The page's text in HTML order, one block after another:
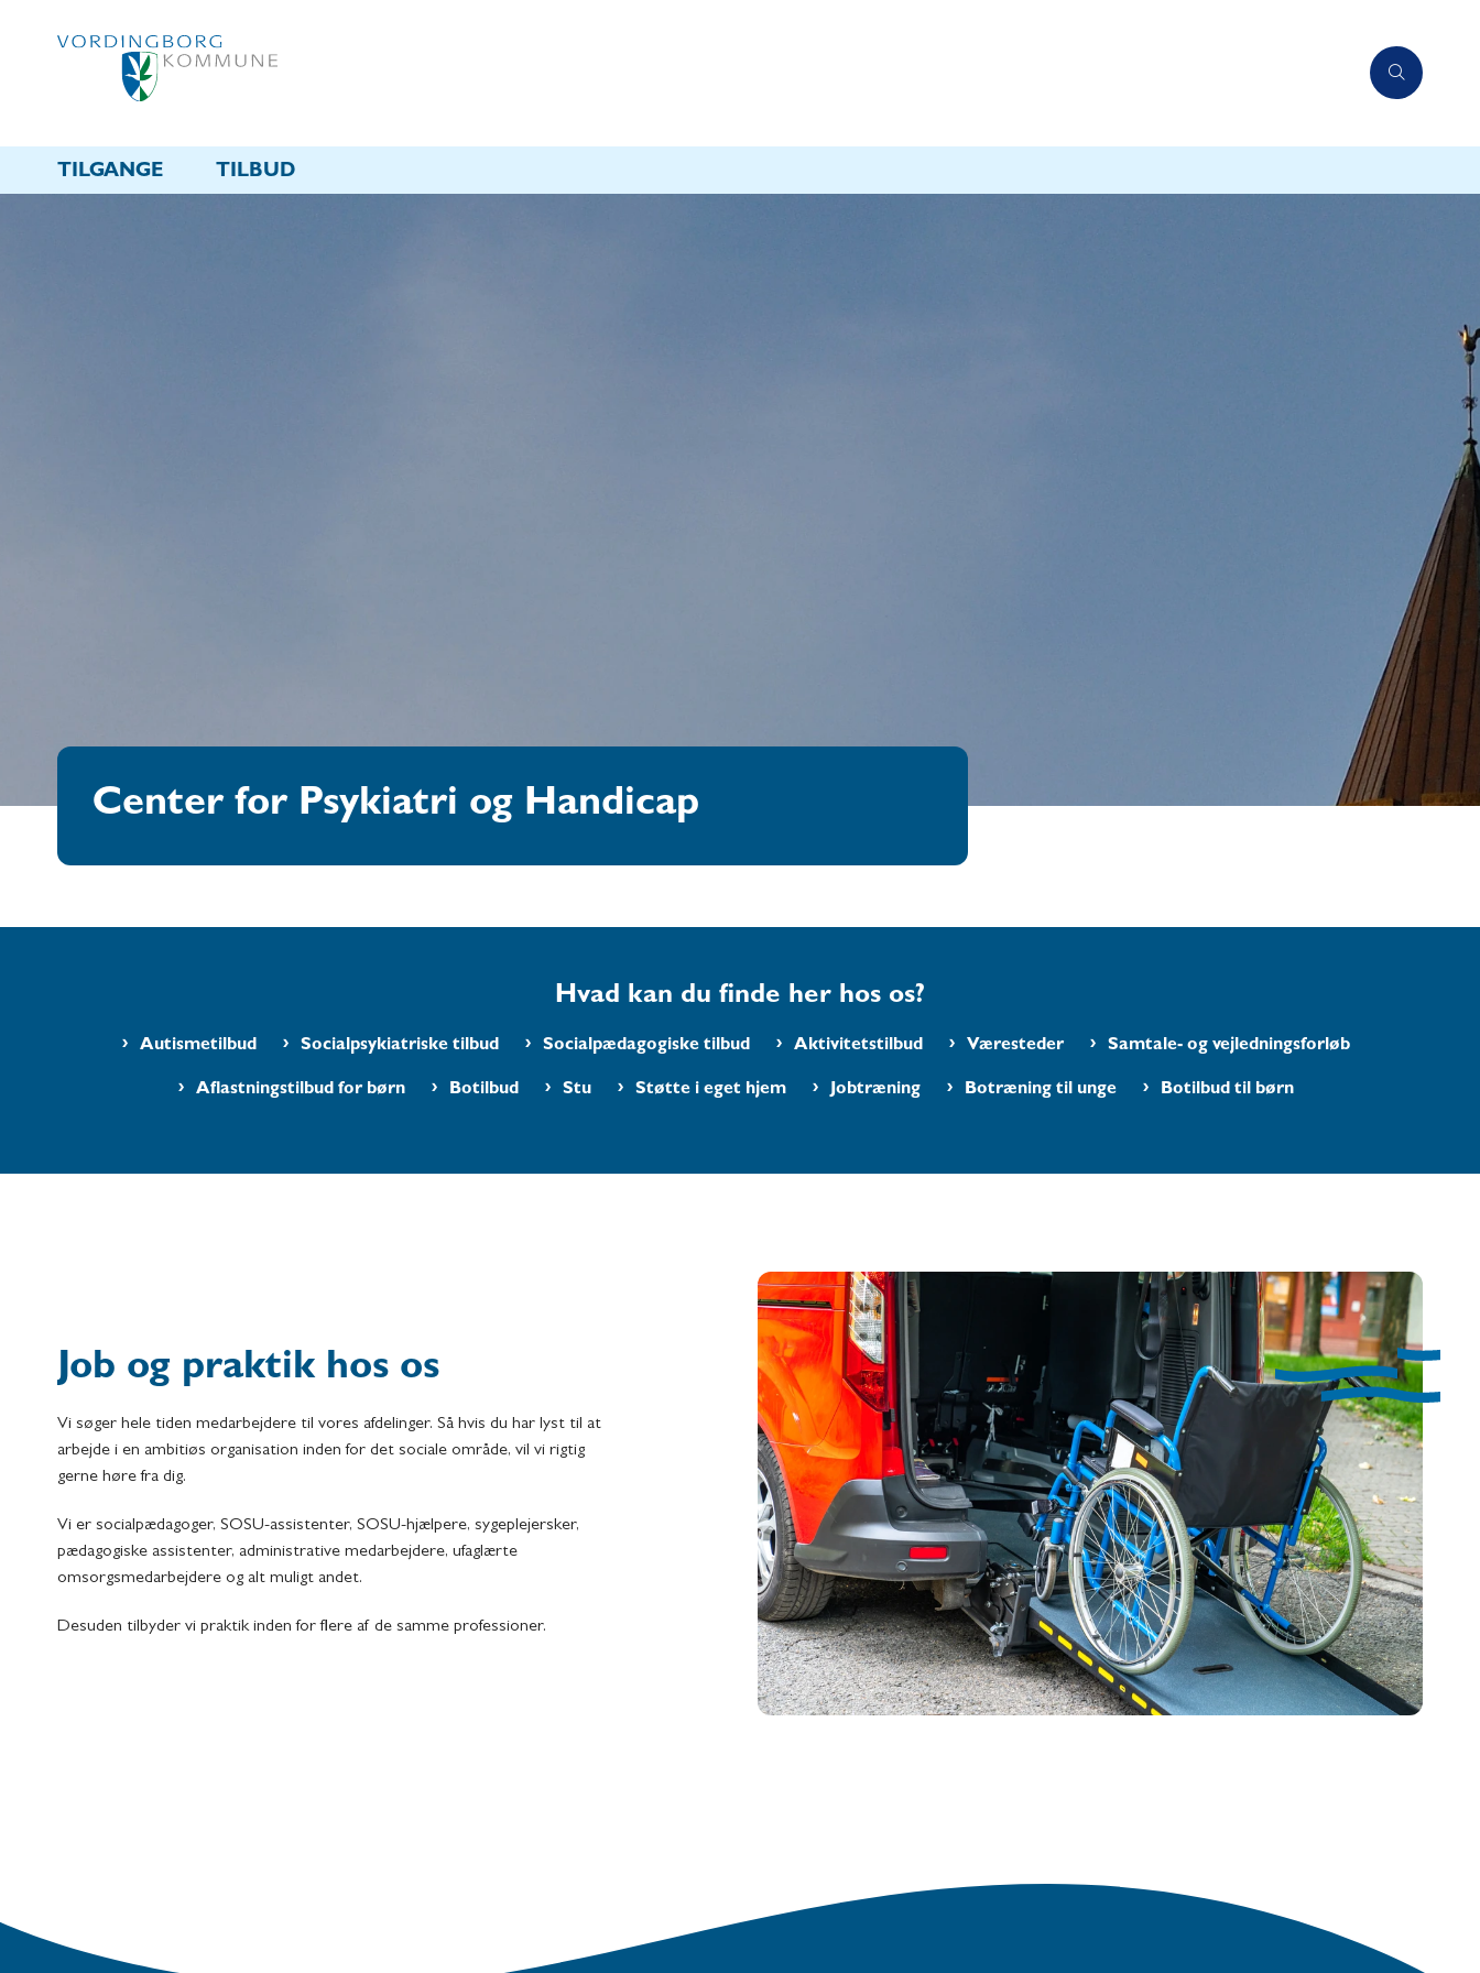
TILGANGE TILBUD
Center for Psykiatri og Handicap
Hvad kan du finde her hos os?
Autismetilbud Socialpsykiatriske tilbud Socialpædagogiske tilbud Aktivitetstilbud Væresteder Samtale- og vejledningsforløb
Aflastningstilbud for børn Botilbud Stu Støtte i eget hjem Jobtræning Botræning til unge Botilbud til børn
Job og praktik hos os
Vi søger hele tiden medarbejdere til vores afdelinger. Så hvis du har lyst til at
arbejde i en ambitiøs organisation inden for det sociale område, vil vi rigtig
gerne høre fra dig.
Vi er socialpædagoger, SOSU-assistenter, SOSU-hjælpere, sygeplejersker,
pædagogiske assistenter, administrative medarbejdere, ufaglærte
omsorgsmedarbejdere og alt muligt andet.
Desuden tilbyder vi praktik inden for flere af de samme professioner.